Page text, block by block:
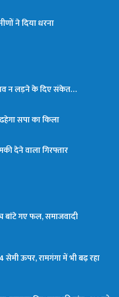
ने दिया धरना
न लड़ने के दिए संकेत…
सपा का किला
देने वाला गिरफ्तार
बांटे गए फल, समाजवादी
सेमी ऊपर, रामगंगा में भी बढ़ रहा